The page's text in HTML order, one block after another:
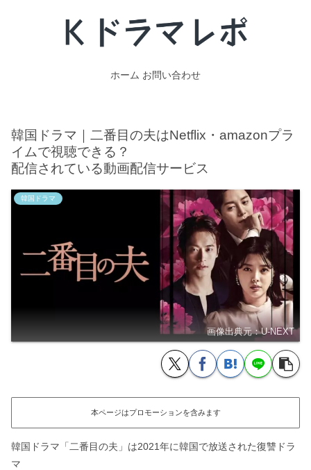
ホーム お問い合わせ
韓国ドラマ｜二番目の夫はNetflix・amazonプラ
イムで視聴できる？
配信されている動画配信サービス
韓国ドラマ
画像出典元：U-NEXT
本ページはプロモーションを含みます
韓国ドラマ「二番目の夫」は2021年に韓国で放送された復讐ドラ
マ